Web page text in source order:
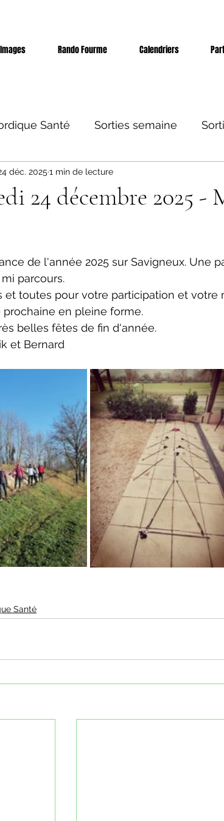
Rando Fourme Calendriers
Santé Sorties semaine
end et séjours
24 décembre 2025 -
déc. 2025 1 min de lecture
étoiles sur 5.
de l'année 2025 sur Savigneux. Une
parcours.
et toutes pour votre participation et votre
prochaine en pleine forme.
belles fêtes de fin d'année.
et Bernard
Santé